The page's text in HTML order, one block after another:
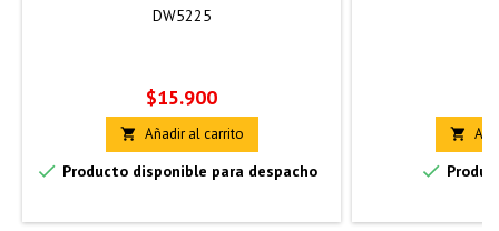
DW5225
Precio
$15.900
 Añadir al carrito
 Producto disponible para despacho

